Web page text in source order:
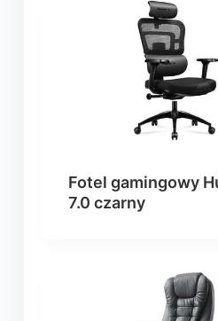
Fotel gamingowy
7.0 czarny